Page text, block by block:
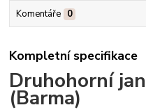
Komentáře 0
Kompletní specifikace
Druhohorní
(Barma)